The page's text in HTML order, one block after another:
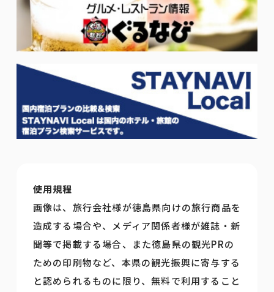
使用規程
画像は、旅行会社様が徳島県向けの旅行商品を
造成する場合や、メディア関係者様が雑誌・新
聞等で掲載する場合、また徳島県の観光PRの
ための印刷物など、本県の観光振興に寄与する
と認められるものに限り、無料で利用すること